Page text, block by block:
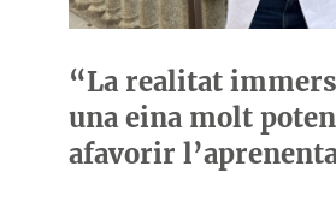
“La realitat
una eina molt
afavorir